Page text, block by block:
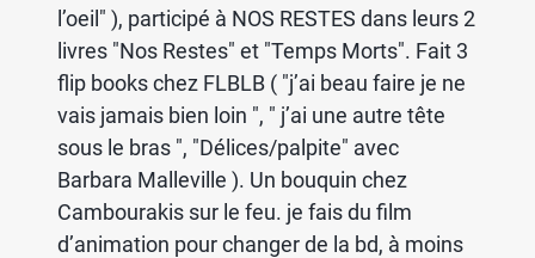
l’oeil" ), participé à NOS RESTES dans leurs 2
livres "Nos Restes" et "Temps Morts". Fait 3
flip books chez FLBLB ( "j’ai beau faire je ne
vais jamais bien loin ", " j’ai une autre tête
sous le bras ", "Délices/palpite" avec
Barbara Malleville ). Un bouquin chez
Cambourakis sur le feu. je fais du film
d’animation pour changer de la bd, à moins